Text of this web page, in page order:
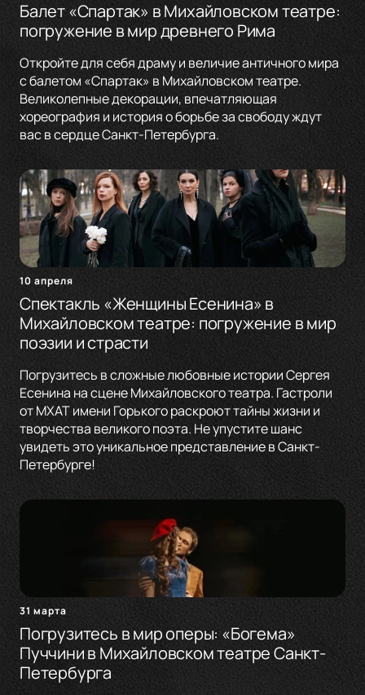
Балет «Спартак» в Михайловском театре:
погружение в мир древнего Рима
Откройте для себя драму и величие античного мира
с балетом «Спартак» в Михайловском театре.
Великолепные декорации, впечатляющая
хореография и история о борьбе за свободу ждут
вас в сердце Санкт-Петербурга.
10 апреля
Спектакль «Женщины Есенина» в
Михайловском театре: погружение в мир
поэзии и страсти
Погрузитесь в сложные любовные истории Сергея
Есенина на сцене Михайловского театра. Гастроли
от МХАТ имени Горького раскроют тайны жизни и
творчества великого поэта. Не упустите шанс
увидеть это уникальное представление в Санкт-
Петербурге!
31 марта
Погрузитесь в мир оперы: «Богема»
Пуччини в Михайловском театре Санкт-
Петербурга